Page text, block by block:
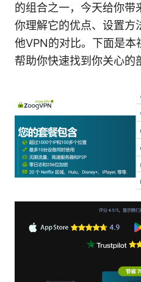
的组合之一，今天给你带
你理解它的优点、设置方
他VPN的对比。下面是本
帮助你快速找到你关心的